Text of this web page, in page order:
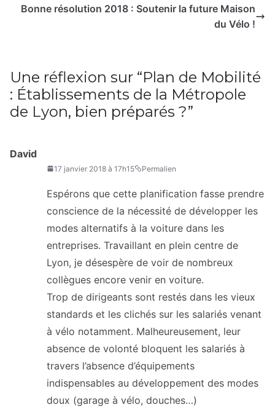
Bonne résolution 2018 : Soutenir la future Maison
du Vélo !
Une réflexion sur “Plan de Mobilité
: Établissements de la Métropole
de Lyon, bien préparés ?”
David
17 janvier 2018 à 17h15 Permalien
Espérons que cette planification fasse prendre
conscience de la nécessité de développer les
modes alternatifs à la voiture dans les
entreprises. Travaillant en plein centre de
Lyon, je désespère de voir de nombreux
collègues encore venir en voiture.
Trop de dirigeants sont restés dans les vieux
standards et les clichés sur les salariés venant
à vélo notamment. Malheureusement, leur
absence de volonté bloquent les salariés à
travers l’absence d’équipements
indispensables au développement des modes
doux (garage à vélo, douches…)